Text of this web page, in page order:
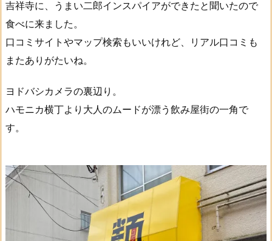
吉祥寺に、うまい二郎インスパイアができたと聞いたので
食べに来ました。
口コミサイトやマップ検索もいいけれど、リアル口コミも
またありがたいね。
ヨドバシカメラの裏辺り。
ハモニカ横丁より大人のムードが漂う飲み屋街の一角で
す。